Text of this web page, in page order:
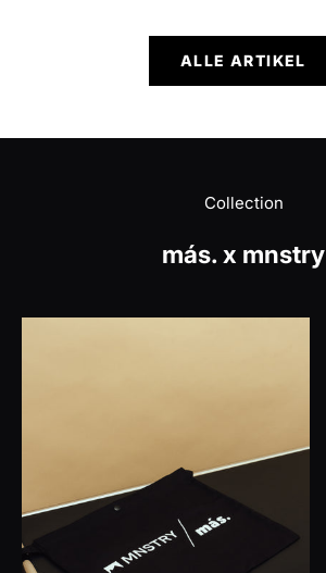
ALLE ARTIKEL
Collection
más. x mnstry